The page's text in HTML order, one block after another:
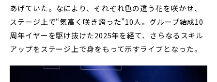
あげていた。なにより、それぞれ色の違う花を咲かせ、
ステージ上で“気高く咲き誇った”10人。グループ結成10
周年イヤーを駆け抜けた2025年を経て、さらなるスキル
アップをステージ上で身をもって示すライブとなった。